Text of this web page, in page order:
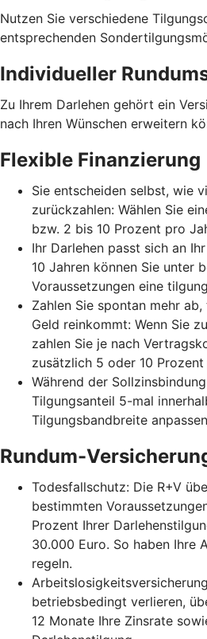
Nutzen Sie verschiedene
entsprechenden
Individueller
Zu Ihrem Darlehen gehört ein
nach Ihren Wünschen erweitern
Flexible Finanzierung
Sie entscheiden selbst, wie
zurückzahlen: Wählen Sie
bzw. 2 bis 10 Prozent pro
Ihr Darlehen passt sich an
10 Jahren können Sie unter
Voraussetzungen eine
Zahlen Sie spontan mehr
Geld reinkommt: Wenn Sie
zahlen Sie je nach
zusätzlich 5 oder 10
Während der
Tilgungsanteil 5-mal
Tilgungsbandbreite
Rundum-
Todesfallschutz: Die R+V
bestimmten
Prozent Ihrer
30.000 Euro. So haben Ihre
regeln.
betriebsbedingt verlieren,
12 Monate Ihre Zinsrate